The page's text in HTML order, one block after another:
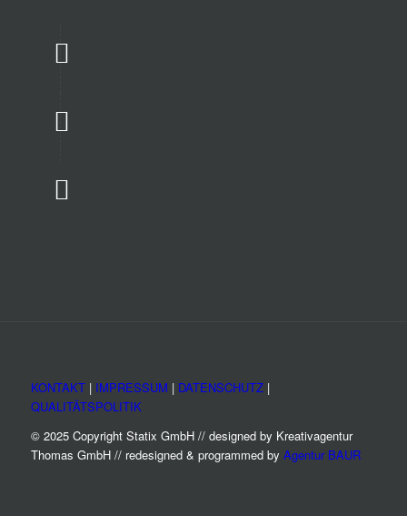
KONTAKT| IMPRESSUM | DATENSCHUTZ|
QUALITÄTSPOLITIK
© 2025 Copyright Statix GmbH // designed by Kreativagentur
Thomas GmbH // redesigned & programmed by Agentur BAUR